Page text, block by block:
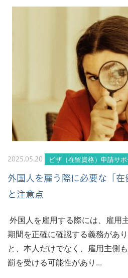
2025.05.20 ビザ（在留資格）申請サポ
外国人を雇う際に必要な「
と注意点
外国人を雇用する際には、雇用
期間を正確に確認する義務があ
と、本人だけでなく、雇用主側
罰を受ける可能性があり...